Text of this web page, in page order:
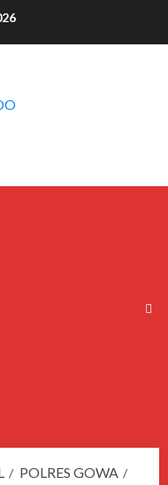
POLRES GOWA